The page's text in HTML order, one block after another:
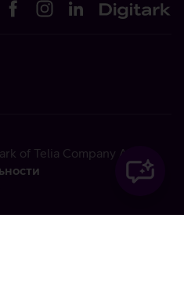
of Telia Company AB